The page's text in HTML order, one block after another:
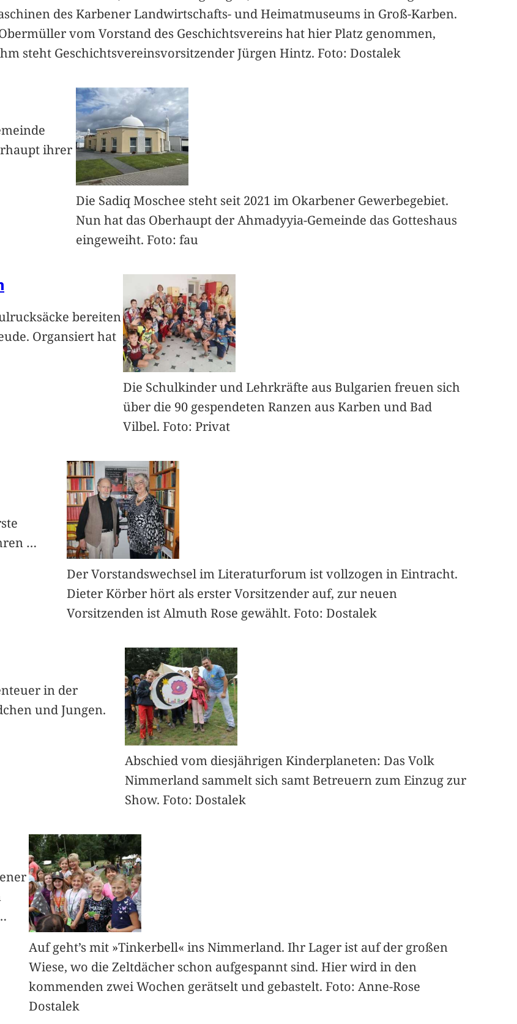
des Karbener Landwirtschafts- und Heimatmuseums in Groß-Karben.
vom Vorstand des Geschichtsvereins hat hier Platz genommen,
steht Geschichtsvereinsvorsitzender Jürgen Hintz. Foto: Dostalek
ihrer
Die Sadiq Moschee steht seit 2021 im Okarbener Gewerbegebiet.
Nun hat das Oberhaupt der Ahmadyyia-Gemeinde das Gotteshaus
eingeweiht. Foto: fau
bereiten
Organsiert hat
Die Schulkinder und Lehrkräfte aus Bulgarien freuen sich
über die 90 gespendeten Ranzen aus Karben und Bad
Vilbel. Foto: Privat
…
Der Vorstandswechsel im Literaturforum ist vollzogen in Eintracht.
Dieter Körber hört als erster Vorsitzender auf, zur neuen
Vorsitzenden ist Almuth Rose gewählt. Foto: Dostalek
in der
und Jungen.
Abschied vom diesjährigen Kinderplaneten: Das Volk
Nimmerland sammelt sich samt Betreuern zum Einzug zur
Show. Foto: Dostalek
Auf geht’s mit »Tinkerbell« ins Nimmerland. Ihr Lager ist auf der großen
Wiese, wo die Zeltdächer schon aufgespannt sind. Hier wird in den
kommenden zwei Wochen gerätselt und gebastelt. Foto: Anne-Rose
Dostalek